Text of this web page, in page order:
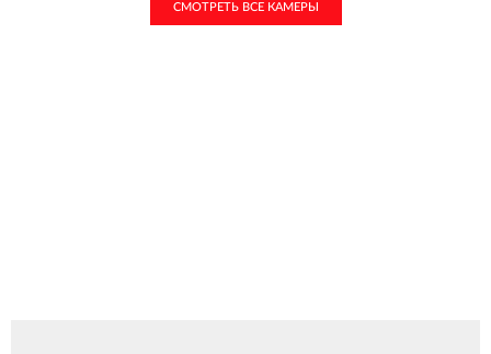
СМОТРЕТЬ ВСЕ КАМЕРЫ